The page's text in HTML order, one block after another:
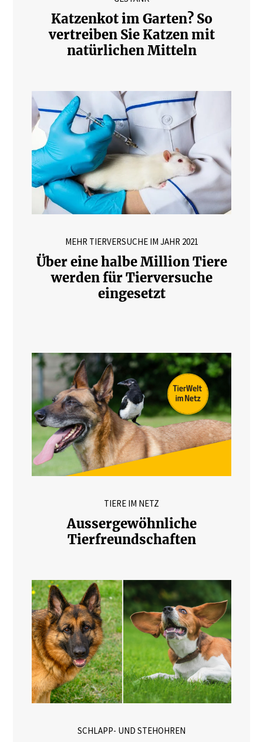
Katzenkot im Garten? So
vertreiben Sie Katzen mit
natürlichen Mitteln
MEHR TIERVERSUCHE IM JAHR 2021
Über eine halbe Million Tiere
werden für Tierversuche
eingesetzt
TIERE IM NETZ
Aussergewöhnliche
Tierfreundschaften
SCHLAPP- UND STEHOHREN